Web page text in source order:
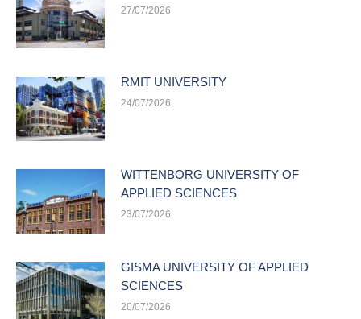
27/07/2026
RMIT UNIVERSITY
24/07/2026
WITTENBORG UNIVERSITY OF
APPLIED SCIENCES
23/07/2026
GISMA UNIVERSITY OF APPLIED
SCIENCES
20/07/2026